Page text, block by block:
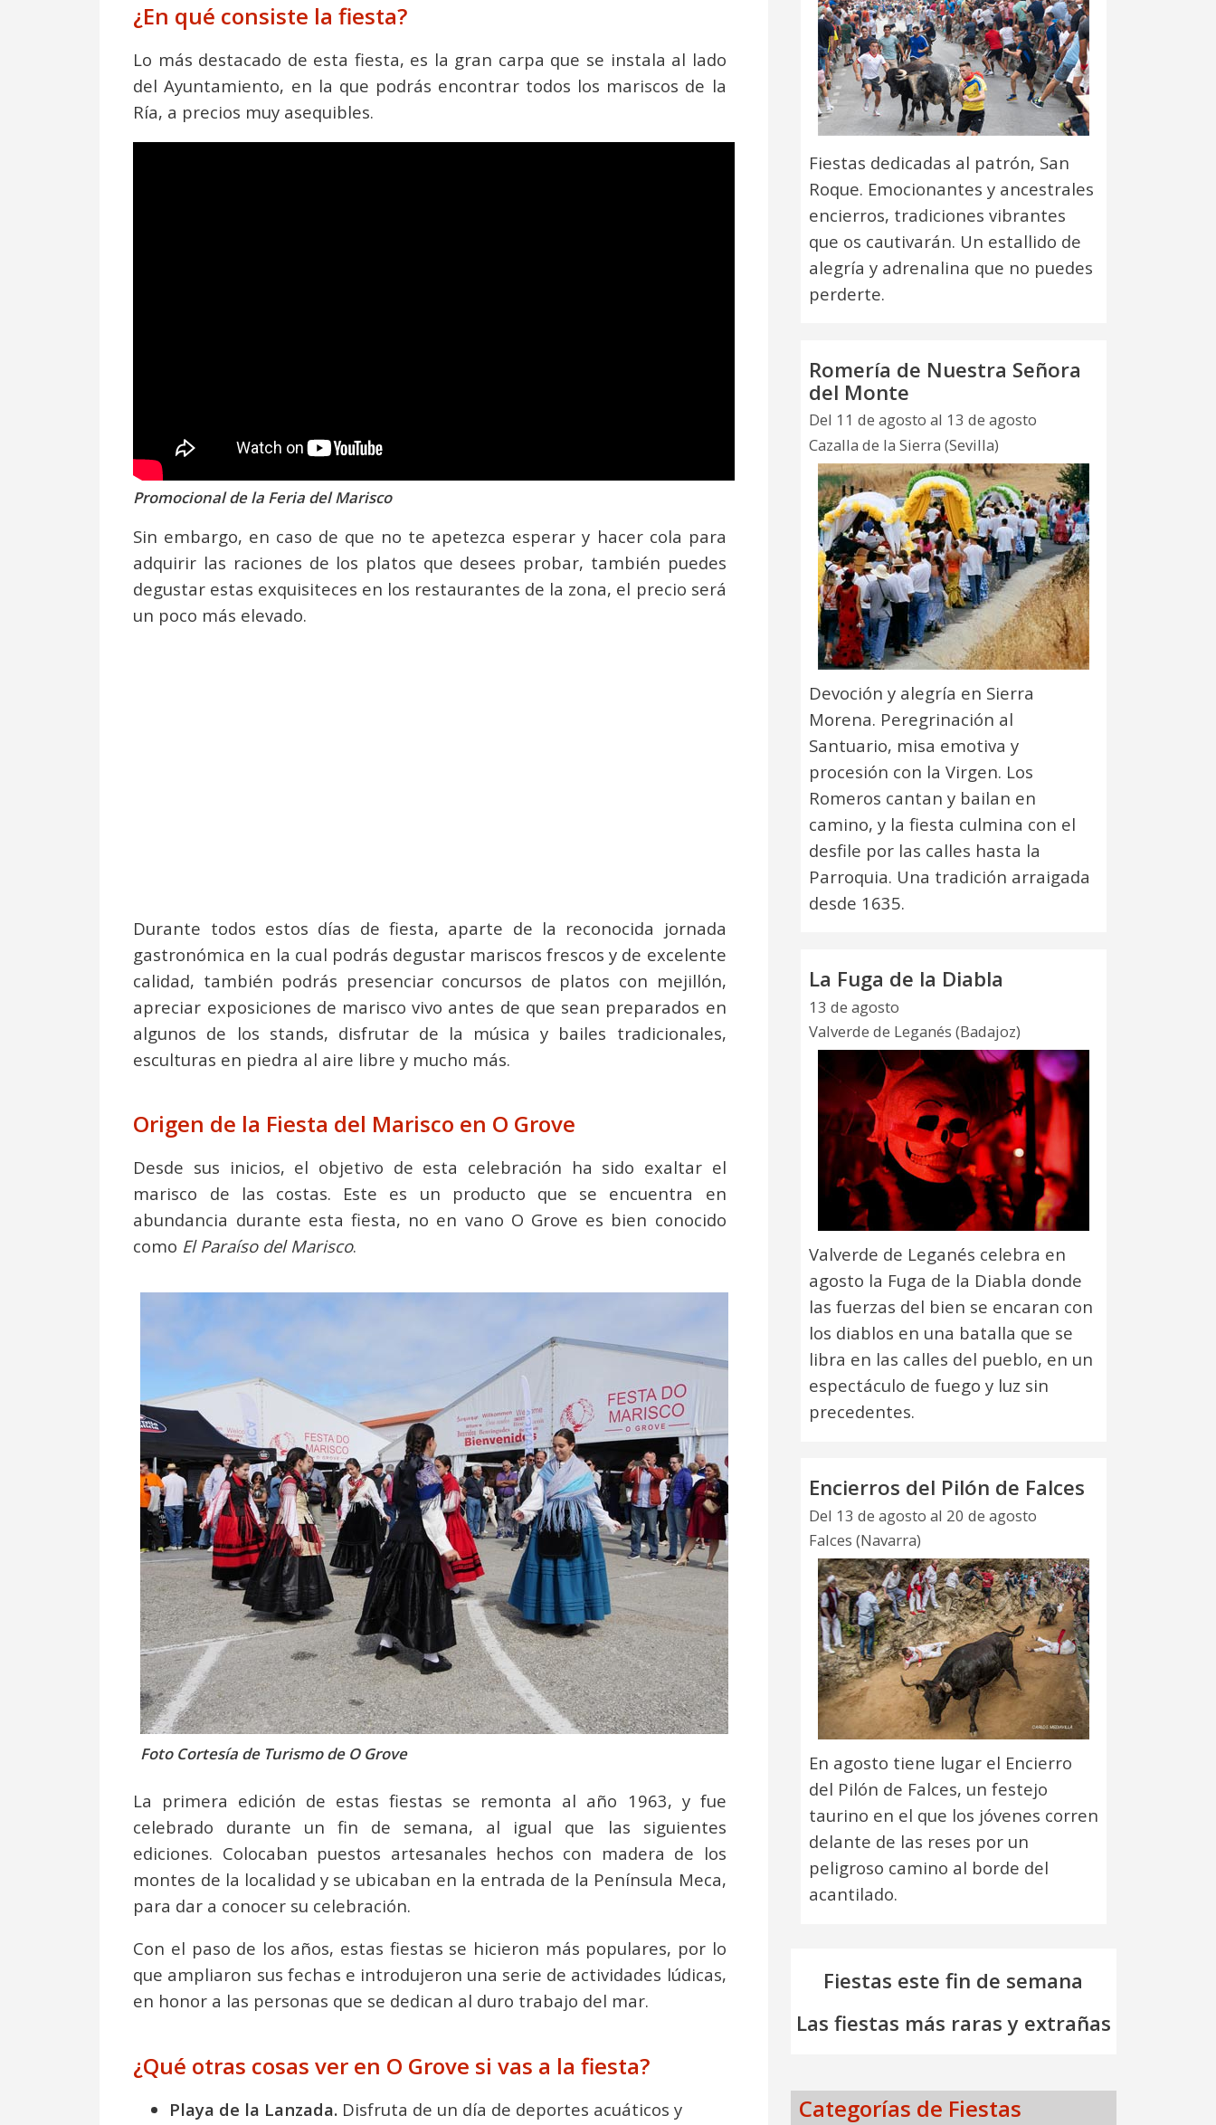
¿En qué consiste la fiesta?
Lo más destacado de esta fiesta, es la gran carpa que se instala al lado
del Ayuntamiento, en la que podrás encontrar todos los mariscos de la
Ría, a precios muy asequibles.
Promocional de la Feria del Marisco
Sin embargo, en caso de que no te apetezca esperar y hacer cola para
adquirir las raciones de los platos que desees probar, también puedes
degustar estas exquisiteces en los restaurantes de la zona, el precio será
un poco más elevado.
Durante todos estos días de fiesta, aparte de la reconocida jornada
gastronómica en la cual podrás degustar mariscos frescos y de excelente
calidad, también podrás presenciar concursos de platos con mejillón,
apreciar exposiciones de marisco vivo antes de que sean preparados en
algunos de los stands, disfrutar de la música y bailes tradicionales,
esculturas en piedra al aire libre y mucho más.
Origen de la Fiesta del Marisco en O Grove
Desde sus inicios, el objetivo de esta celebración ha sido exaltar el
marisco de las costas. Este es un producto que se encuentra en
abundancia durante esta fiesta, no en vano O Grove es bien conocido
como El Paraíso del Marisco.
Foto Cortesía de Turismo de O Grove
La primera edición de estas fiestas se remonta al año 1963, y fue
celebrado durante un fin de semana, al igual que las siguientes
ediciones. Colocaban puestos artesanales hechos con madera de los
montes de la localidad y se ubicaban en la entrada de la Península Meca,
para dar a conocer su celebración.
Con el paso de los años, estas fiestas se hicieron más populares, por lo
que ampliaron sus fechas e introdujeron una serie de actividades lúdicas,
en honor a las personas que se dedican al duro trabajo del mar.
¿Qué otras cosas ver en O Grove si vas a la fiesta?
Playa de la Lanzada. Disfruta de un día de deportes acuáticos y
Fiestas dedicadas al patrón, San
Roque. Emocionantes y ancestrales
encierros, tradiciones vibrantes
que os cautivarán. Un estallido de
alegría y adrenalina que no puedes
perderte.
Romería de Nuestra Señora
del Monte
Del 11 de agosto al 13 de agosto
Cazalla de la Sierra (Sevilla)
Devoción y alegría en Sierra
Morena. Peregrinación al
Santuario, misa emotiva y
procesión con la Virgen. Los
Romeros cantan y bailan en
camino, y la fiesta culmina con el
desfile por las calles hasta la
Parroquia. Una tradición arraigada
desde 1635.
La Fuga de la Diabla
13 de agosto
Valverde de Leganés (Badajoz)
Valverde de Leganés celebra en
agosto la Fuga de la Diabla donde
las fuerzas del bien se encaran con
los diablos en una batalla que se
libra en las calles del pueblo, en un
espectáculo de fuego y luz sin
precedentes.
Encierros del Pilón de Falces
Del 13 de agosto al 20 de agosto
Falces (Navarra)
En agosto tiene lugar el Encierro
del Pilón de Falces, un festejo
taurino en el que los jóvenes corren
delante de las reses por un
peligroso camino al borde del
acantilado.
Fiestas este fin de semana
Las fiestas más raras y extrañas
Categorías de Fiestas